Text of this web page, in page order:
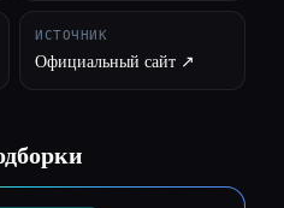
ИСТОЧНИК
Официальный сайт ↗︎